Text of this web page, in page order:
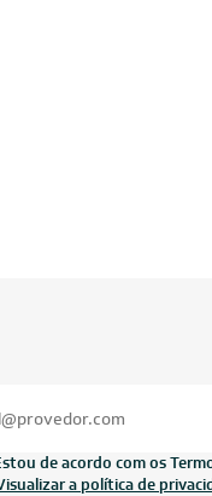
de acordo com os
a política de